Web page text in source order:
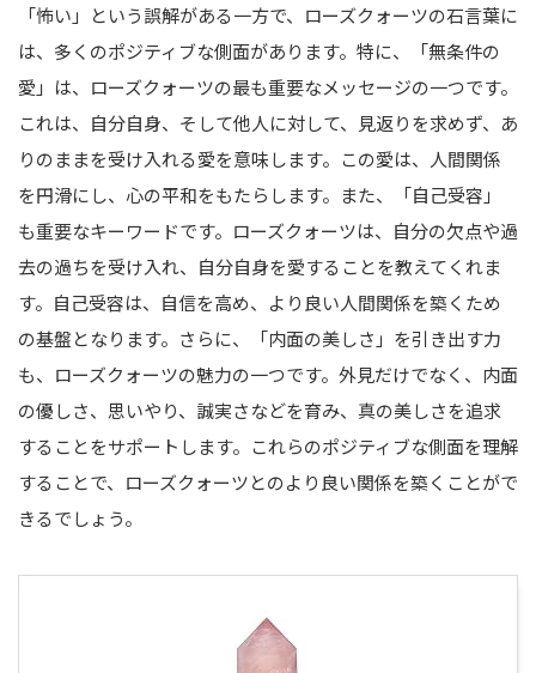
「怖い」という誤解がある一方で、ローズクォーツの石言葉に
は、多くのポジティブな側面があります。特に、「無条件の
愛」は、ローズクォーツの最も重要なメッセージの一つです。
これは、自分自身、そして他人に対して、見返りを求めず、あ
りのままを受け入れる愛を意味します。この愛は、人間関係
を円滑にし、心の平和をもたらします。また、「自己受容」
も重要なキーワードです。ローズクォーツは、自分の欠点や過
去の過ちを受け入れ、自分自身を愛することを教えてくれま
す。自己受容は、自信を高め、より良い人間関係を築くため
の基盤となります。さらに、「内面の美しさ」を引き出す力
も、ローズクォーツの魅力の一つです。外見だけでなく、内面
の優しさ、思いやり、誠実さなどを育み、真の美しさを追求
することをサポートします。これらのポジティブな側面を理解
することで、ローズクォーツとのより良い関係を築くことがで
きるでしょう。